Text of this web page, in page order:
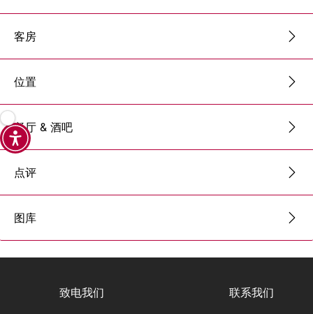
客房
位置
餐厅 & 酒吧
点评
图库
致电我们 联系我们